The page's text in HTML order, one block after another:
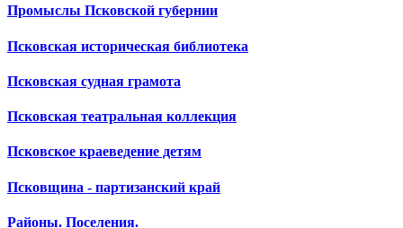
Промыслы Псковской губернии
Псковская историческая библиотека
Псковская судная грамота
Псковская театральная коллекция
Псковское краеведение детям
Псковщина - партизанский край
Районы. Поселения.